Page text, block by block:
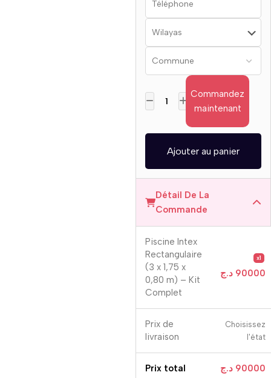
Commandez
maintenant
Ajouter au panier
Détail De La
Commande
Piscine Intex
Rectangulaire
(3 x 1,75 x
0,80 m) – Kit
Complet
x1
90000 د.ج
Prix ​​de
livraison
Choisissez
l'état
Prix ​​total 90000 د.ج